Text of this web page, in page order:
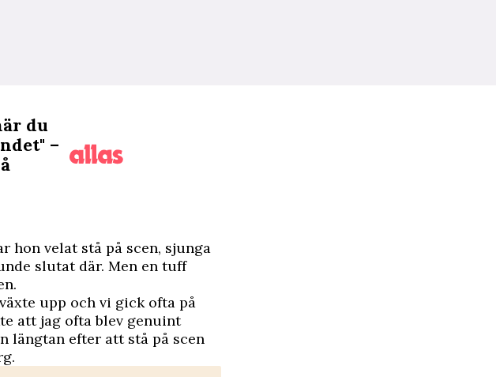
du
–
hon velat stå på scen, sjunga
slutat där. Men en tuff
upp och vi gick ofta på
att jag ofta blev genuint
längtan efter att stå på scen